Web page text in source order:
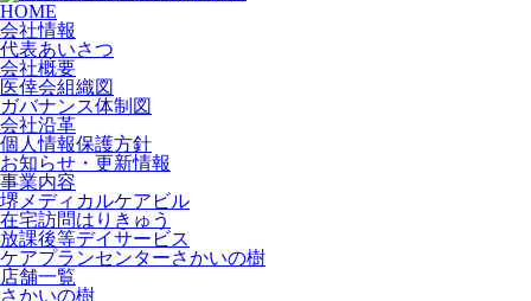
HOME
会社情報
代表あいさつ
会社概要
医倖会組織図
ガバナンス体制図
会社沿革
個人情報保護方針
お知らせ・更新情報
事業内容
堺メディカルケアビル
在宅訪問はりきゅう
放課後等デイサービス
ケアプランセンターさかいの樹
店舗一覧
さかいの樹